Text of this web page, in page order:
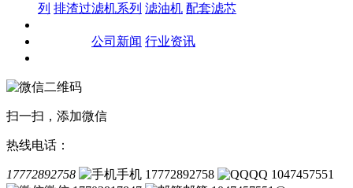
列 排渣过滤机系列 滤油机 配套滤芯
公司新闻 行业资讯
扫一扫，添加微信
热线电话：
17772892758 手机 17772892758
QQ 1047457551